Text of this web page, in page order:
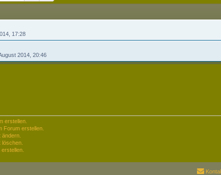
17:28
2014, 20:46
erstellen.
Forum erstellen.
ändern.
löschen.